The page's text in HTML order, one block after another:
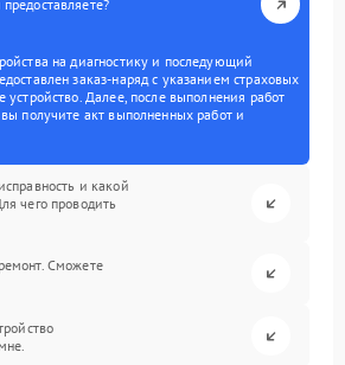
на диагностику и последующий
заказ-наряд с указанием страховых
устройство. Далее, после выполнения работ
получите акт выполненных работ и
и какой
чего проводить
Сможете